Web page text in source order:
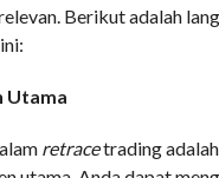
Berikut adalah
Utama
retracetrading adalah